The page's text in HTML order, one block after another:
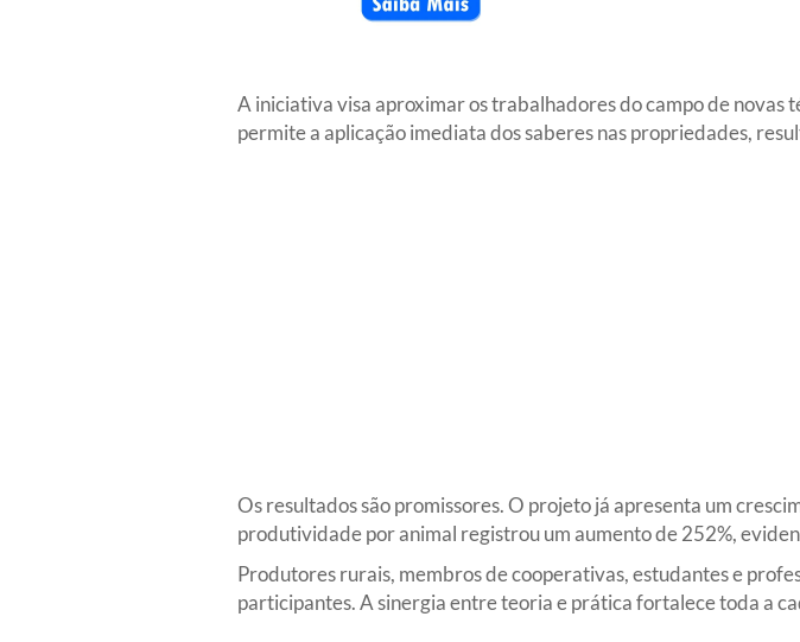
A iniciativa visa aproximar os trabalhadores do campo de novas
permite a aplicação imediata dos saberes nas propriedades,
Os resultados são promissores. O projeto já apresenta um
produtividade por animal registrou um aumento de 252%,
Produtores rurais, membros de cooperativas, estudantes e
participantes. A sinergia entre teoria e prática fortalece toda a